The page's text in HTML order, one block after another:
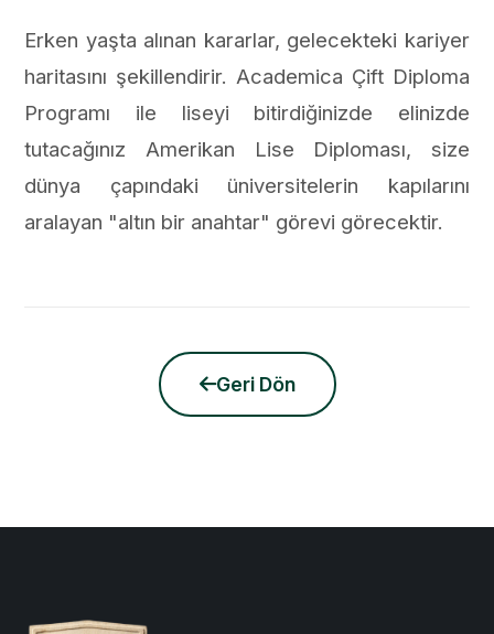
Erken yaşta alınan kararlar, gelecekteki kariyer
haritasını şekillendirir. Academica Çift Diploma
Programı ile liseyi bitirdiğinizde elinizde
tutacağınız Amerikan Lise Diploması, size
dünya çapındaki üniversitelerin kapılarını
aralayan "altın bir anahtar" görevi görecektir.
Geri Dön